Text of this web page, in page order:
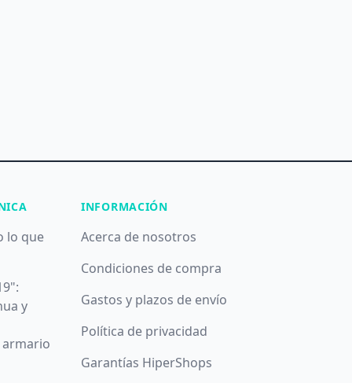
lo que
y
armario
INFORMACIÓN
Acerca de nosotros
Condiciones de compra
Gastos y plazos de envío
Política de privacidad
Garantías HiperShops